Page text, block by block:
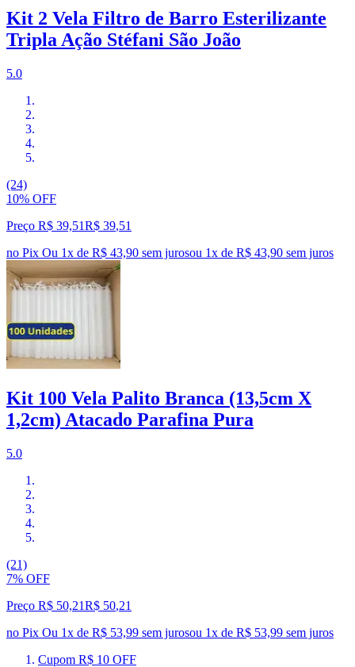
Kit 2 Vela Filtro de Barro Esterilizante
Tripla Ação Stéfani São João
5.0
(24)
10% OFF
Preço R$ 39,51R$ 39,51
no Pix Ou 1x de R$ 43,90 sem jurosou 1x de R$ 43,90 sem juros
Kit 100 Vela Palito Branca (13,5cm X
1,2cm) Atacado Parafina Pura
5.0
(21)
7% OFF
Preço R$ 50,21R$ 50,21
no Pix Ou 1x de R$ 53,99 sem jurosou 1x de R$ 53,99 sem juros
Cupom R$ 10 OFF